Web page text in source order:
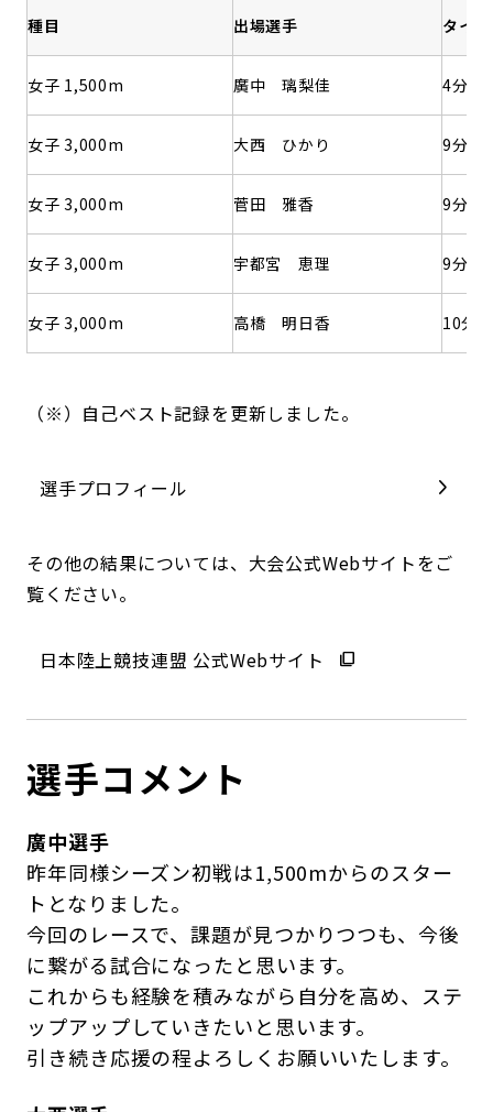
種目 出場選手 タイム
女子 1,500m 廣中 璃梨佳 4分22
女子 3,000m 大西 ひかり 9分
女子 3,000m 菅田 雅香 9分
女子 3,000m 宇都宮 恵理 9分
女子 3,000m 高橋 明日香 10分
（※）自己ベスト記録を更新しました。
選手プロフィール
その他の結果については、大会公式Webサイトをご
覧ください。
日本陸上競技連盟 公式Webサイト
選手コメント
廣中選手
昨年同様シーズン初戦は1,500mからのスター
トとなりました。
今回のレースで、課題が見つかりつつも、今後
に繋がる試合になったと思います。
これからも経験を積みながら自分を高め、ステ
ップアップしていきたいと思います。
引き続き応援の程よろしくお願いいたします。